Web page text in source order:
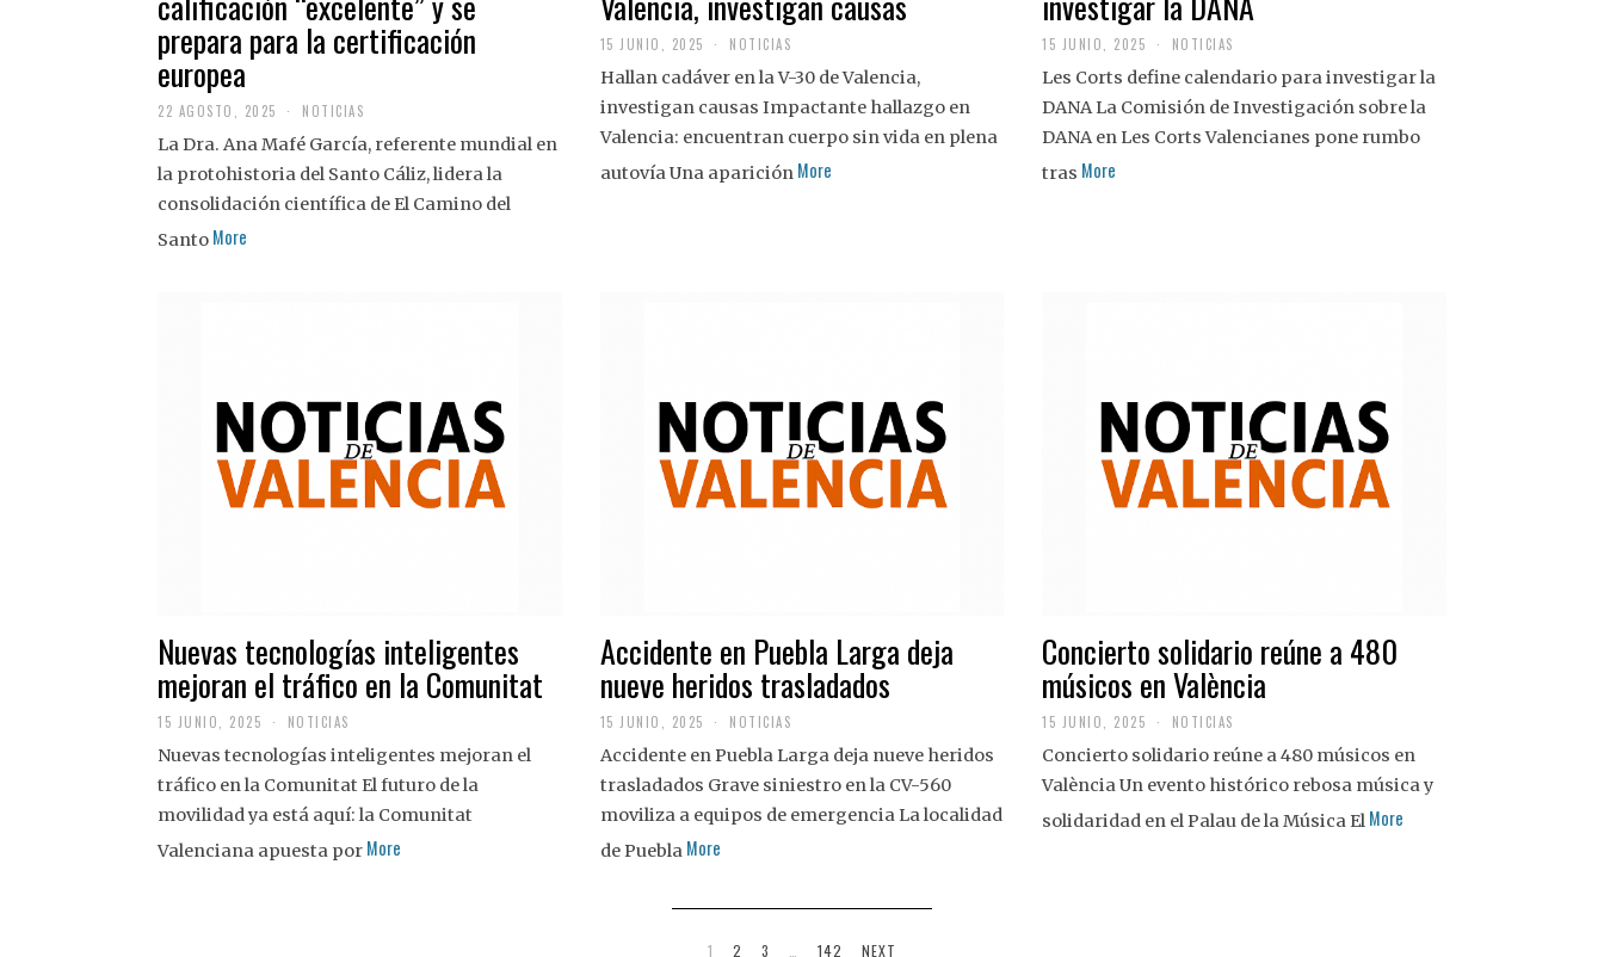
prepara para la certificación
europea
22 AGOSTO, 2025
A
G
O
S
NOTICIAS
La Dra. Ana Mafé García, referente mundial en
la protohistoria del Santo Cáliz, lidera la
consolidación científica de El Camino del
Santo More
15 JUNIO, 2025 NOTICIAS
Hallan cadáver en la V-30 de Valencia,
investigan causas Impactante hallazgo en
Valencia: encuentran cuerpo sin vida en plena
autovía Una aparición More
15 JUNIO, 2025 NOTICIAS
Les Corts define calendario para investigar la
DANA La Comisión de Investigación sobre la
DANA en Les Corts Valencianes pone rumbo
tras More
Nuevas tecnologías inteligentes
mejoran el tráfico en la Comunitat
15 JUNIO, 2025 NOTICIAS
Nuevas tecnologías inteligentes mejoran el
tráfico en la Comunitat El futuro de la
movilidad ya está aquí: la Comunitat
Valenciana apuesta por More
Accidente en Puebla Larga deja
nueve heridos trasladados
15 JUNIO, 2025 NOTICIAS
Accidente en Puebla Larga deja nueve heridos
trasladados Grave siniestro en la CV-560
moviliza a equipos de emergencia La localidad
de Puebla More
Concierto solidario reúne a 480
músicos en València
15 JUNIO, 2025 NOTICIAS
Concierto solidario reúne a 480 músicos en
València Un evento histórico rebosa música y
solidaridad en el Palau de la Música El More
1 2 3 … 142 NEXT